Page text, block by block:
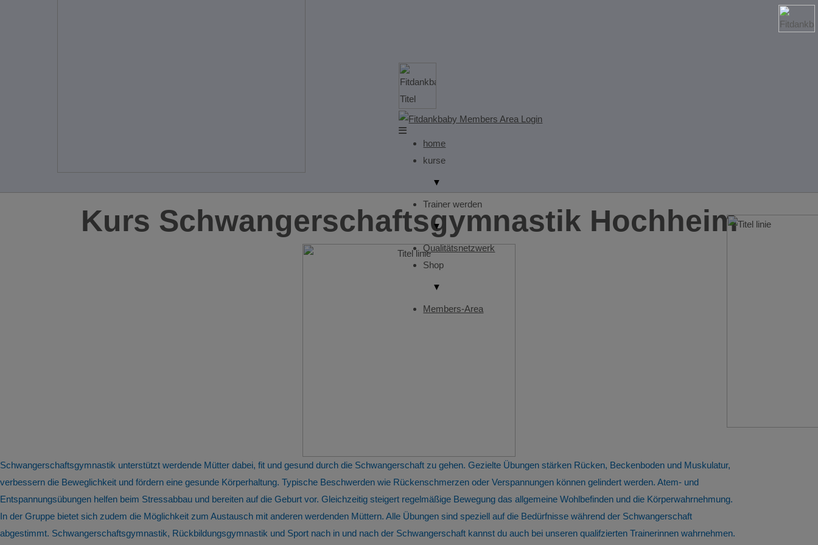
home
kurse
▼
Trainer werden
▼
Qualitätsnetzwerk
Shop
▼
Members-Area
Kurs Schwangerschaftsgymnastik Hochheim
Schwangerschaftsgymnastik unterstützt werdende Mütter dabei, fit und gesund durch die Schwangerschaft zu gehen. Gezielte Übungen stärken Rücken, Beckenboden und Muskulatur,
verbessern die Beweglichkeit und fördern eine gesunde Körperhaltung. Typische Beschwerden wie Rückenschmerzen oder Verspannungen können gelindert werden. Atem- und
Entspannungsübungen helfen beim Stressabbau und bereiten auf die Geburt vor. Gleichzeitig steigert regelmäßige Bewegung das allgemeine Wohlbefinden und die Körperwahrnehmung.
In der Gruppe bietet sich zudem die Möglichkeit zum Austausch mit anderen werdenden Müttern. Alle Übungen sind speziell auf die Bedürfnisse während der Schwangerschaft
abgestimmt. Schwangerschaftsgymnastik, Rückbildungsgymnastik und Sport nach in und nach der Schwangerschaft kannst du auch bei unseren qualifzierten Trainerinnen wahrnehmen.